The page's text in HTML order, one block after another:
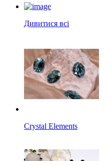
Дивитися всі
Crystal Elements